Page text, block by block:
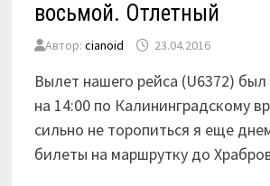
восьмой. Отлетный
Автор: cianoid 23.04.2016
Вылет нашего рейса (U6372)
на 14:00 по Калининградскому
сильно не торопиться я еще
билеты на маршрутку до